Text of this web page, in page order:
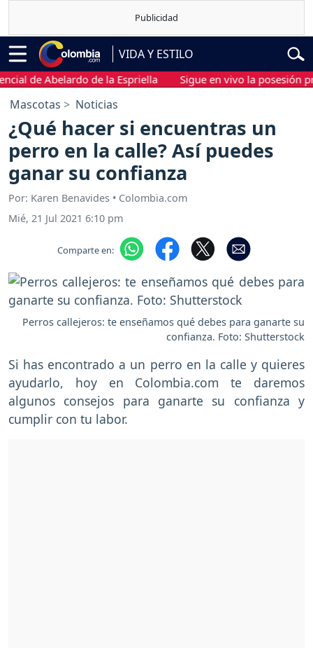
VIDA Y ESTILO
de Abelardo de la Espriella Sigue en vivo la posesión
Mascotas Noticias
¿Qué hacer si encuentras un
perro en la calle? Así puedes
ganar su confianza
Por: Karen Benavides • Colombia.com
Mié, 21 Jul 2021 6:10 pm
Comparte en:
Perros callejeros: te enseñamos qué debes para ganarte su
confianza. Foto: Shutterstock
Si has encontrado a un perro en la calle y quieres
ayudarlo, hoy en Colombia.com te daremos
algunos consejos para ganarte su confianza y
cumplir con tu labor.